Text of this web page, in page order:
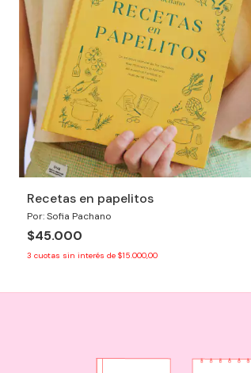
Recetas en papelitos
Por: Sofia Pachano
$45.000
3 cuotas sin interés de $15.000,00